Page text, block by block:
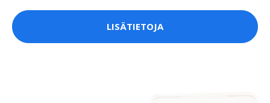
LISÄTIETOJA